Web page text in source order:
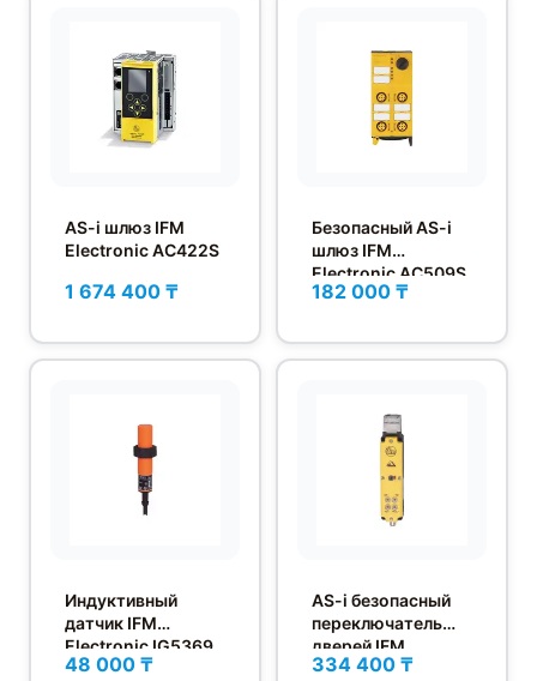
AS-i шлюз IFM
Electronic AC422S
1 674 400 ₸
Безопасный AS-i
шлюз IFM
Electronic AC509S
182 000 ₸
Индуктивный
датчик IFM
Electronic IG5369
48 000 ₸
AS-i безопасный
переключатель
дверей IFM
Electronic AC904S
334 400 ₸